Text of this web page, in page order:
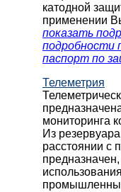
катодной
применении
показать
подробности
паспорт по
Телеметрия
мониторинга
Из
расстоянии с